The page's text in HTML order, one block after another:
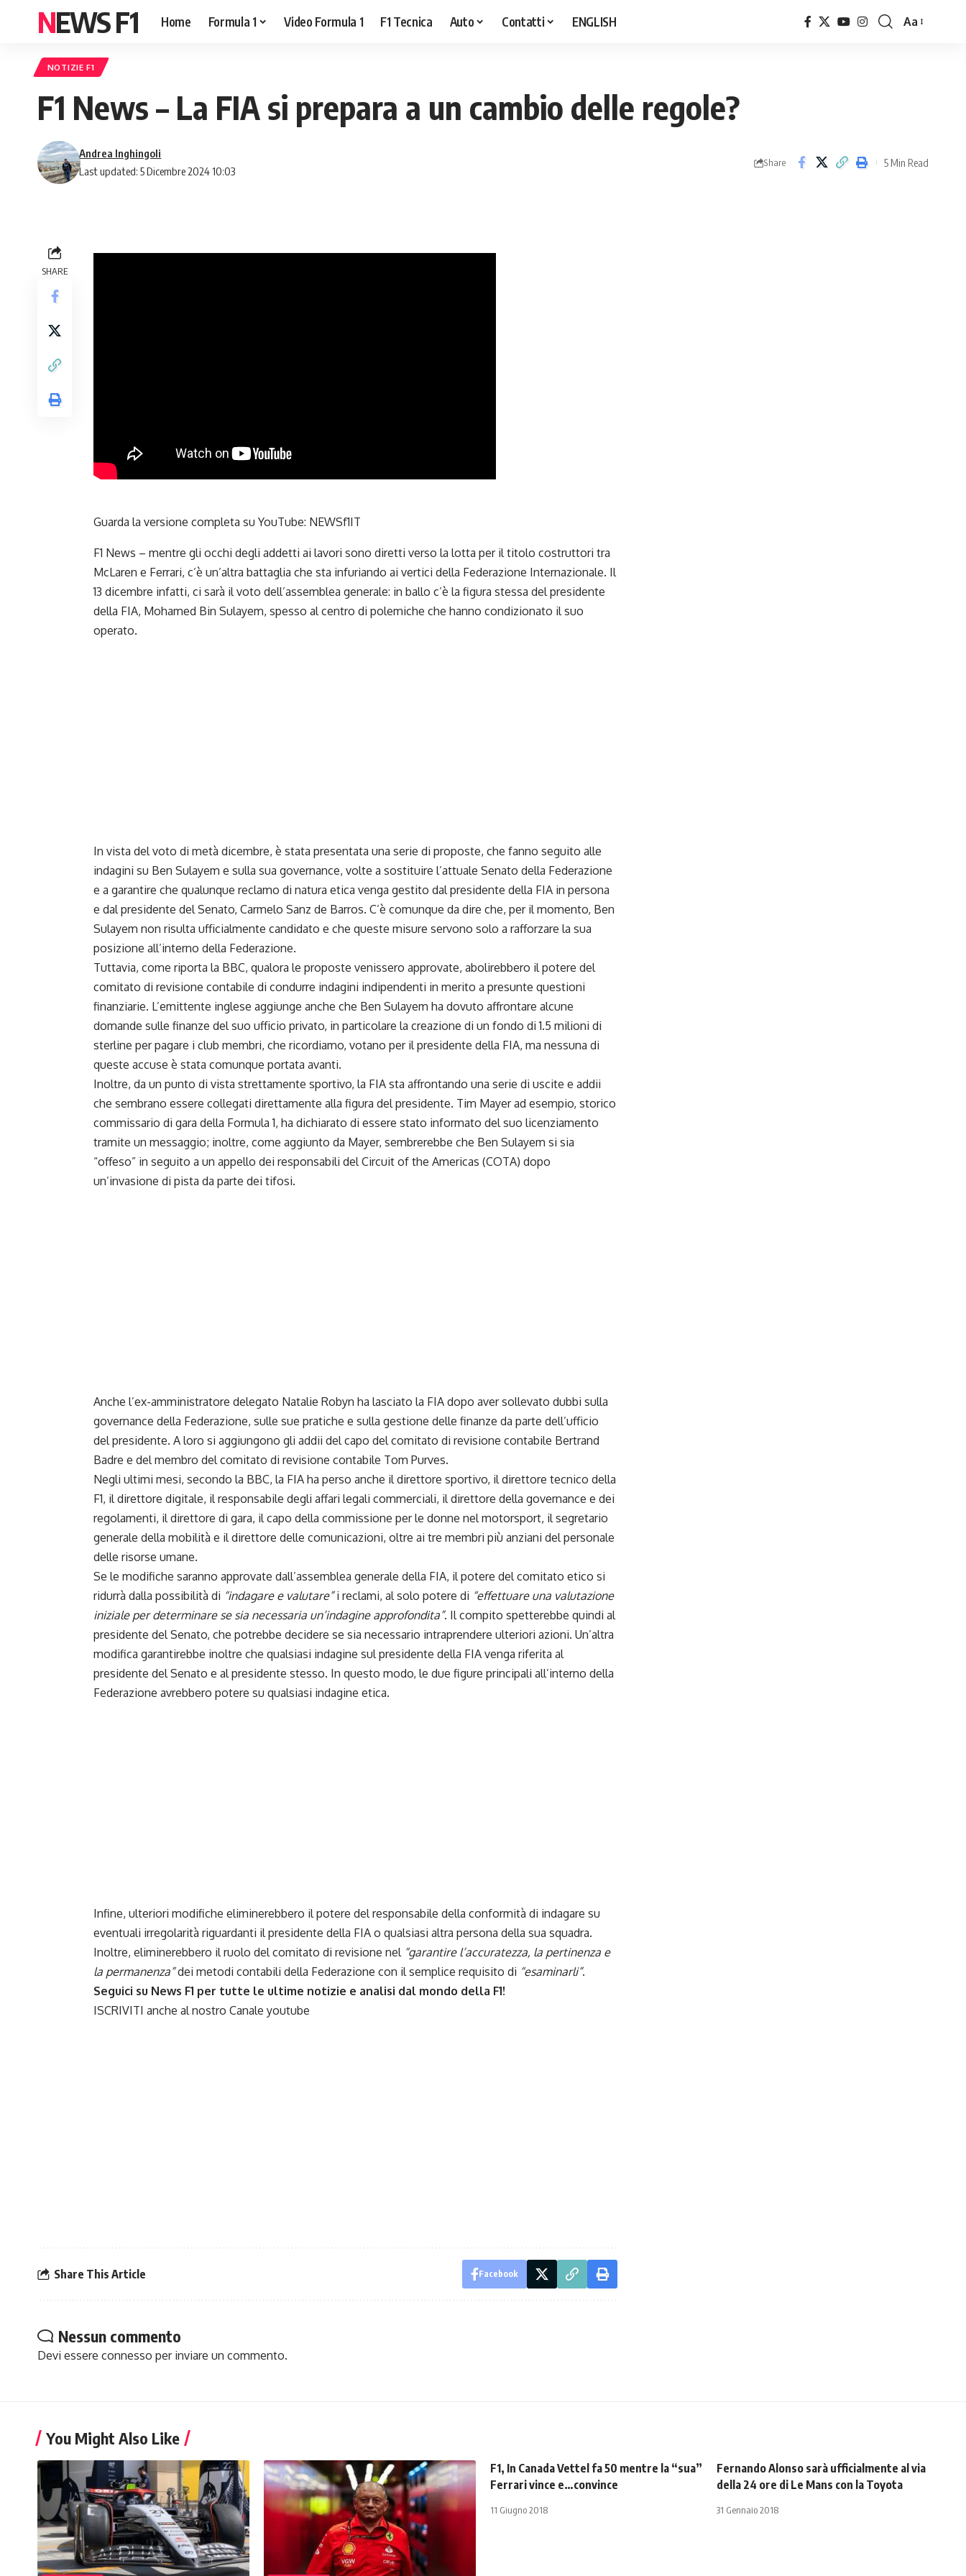
NEWS F1 Home Formula 1 Video Formula 1 F1 Tecnica Auto Contatti ENGLISH
Font
Aa
NOTIZIE F1
F1 News – La FIA si prepara a un cambio delle regole?
Last updated: 5 Dicembre 2024 10:03
Andrea Inghingoli
Share 5 Min Read
SHARE
Guarda la versione completa su YouTube: NEWSf1IT
F1 News – mentre gli occhi degli addetti ai lavori sono diretti verso la lotta per iltitolo costruttori tra
McLaren e Ferrari, c’è un’altra battaglia che sta infuriando ai vertici della Federazione Internazionale. Il
13 dicembre infatti, ci sarà il voto dell’assemblea generale: in ballo c’è la figura stessa del presidente
della FIA, Mohamed Bin Sulayem, spesso al centro di polemiche che hanno condizionato il suo
operato.
In vista del voto di metà dicembre, è stata presentata una serie di proposte, che fanno seguito alle
indagini su Ben Sulayem e sulla sua governance, volte a sostituire l’attuale Senato della Federazione
e a garantire che qualunque reclamo di natura etica venga gestito dal presidente della FIA in persona
e dal presidente del Senato, Carmelo Sanz de Barros. C’è comunque da dire che, per il momento, Ben
Sulayem non risulta ufficialmente candidato e che queste misure servono solo a rafforzare la sua
posizione all’interno della Federazione.
Tuttavia, come riporta la BBC, qualora le proposte venissero approvate, abolirebbero il potere del
comitato di revisione contabile di condurre indagini indipendenti in merito a presunte questioni
finanziarie. L’emittente inglese aggiunge anche che Ben Sulayem ha dovuto affrontare alcune
domande sulle finanze del suo ufficio privato, in particolare la creazione di un fondo di 1.5 milioni di
sterline per pagare i club membri, che ricordiamo, votano per il presidente della FIA, ma nessuna di
queste accuse è stata comunque portata avanti.
Inoltre, da un punto di vista strettamente sportivo, la FIA sta affrontando una serie di uscite e addii
che sembrano essere collegati direttamente alla figura del presidente. Tim Mayer ad esempio, storico
commissario di gara della Formula 1, ha dichiarato di essere stato informato del suo licenziamento
tramite un messaggio; inoltre, come aggiunto da Mayer, sembrerebbe che Ben Sulayem si sia
“offeso” in seguito a un appello dei responsabili del Circuit of the Americas (COTA) dopo
un’invasione di pista da parte dei tifosi.
Anche l’ex-amministratore delegato Natalie Robyn ha lasciato la FIA dopo aver sollevato dubbi sulla
governance della Federazione, sulle sue pratiche e sulla gestione delle finanze da parte dell’ufficio
del presidente. A loro si aggiungono gli addii del capo del comitato di revisione contabile Bertrand
Badre e del membro del comitato di revisione contabile Tom Purves.
Negli ultimi mesi, secondo la BBC, la FIA ha perso anche il direttore sportivo, il direttore tecnico della
F1, il direttore digitale, il responsabile degli affari legali commerciali, il direttore della governance e dei
regolamenti, il direttore di gara, il capo della commissione per le donne nel motorsport, il segretario
generale della mobilità e il direttore delle comunicazioni, oltre ai tre membri più anziani del personale
delle risorse umane.
Se le modifiche saranno approvate dall’assemblea generale della FIA, il potere del comitato etico si
ridurrà dalla possibilità di “indagare e valutare”i reclami, al solo potere di “effettuare una valutazione
iniziale per determinare se sia necessaria un’indagine approfondita”. Il compito spetterebbe quindi al
presidente del Senato, che potrebbe decidere se sia necessario intraprendere ulteriori azioni. Un’altra
modifica garantirebbe inoltre che qualsiasi indagine sul presidente della FIA venga riferita al
presidente del Senato e al presidente stesso. In questo modo, le due figure principali all’interno della
Federazione avrebbero potere su qualsiasi indagine etica.
Infine, ulteriori modifiche eliminerebbero il potere del responsabile della conformità di indagare su
eventuali irregolarità riguardanti il presidente della FIA o qualsiasi altra persona della sua squadra.
Inoltre, eliminerebbero il ruolo del comitato di revisione nel “garantire l’accuratezza, la pertinenza e
la permanenza”dei metodi contabili della Federazione con il semplice requisito di “esaminarli”.
Seguici su News F1 per tutte le ultime notizie e analisi dal mondo della F1!
ISCRIVITI anche al nostro Canale youtube
Share This Article Facebook
Nessun commento
Devi essere connesso per inviare un commento.
You Might Also Like
F1, In Canada Vettel fa 50 mentre la “sua”
Ferrari vince e…convince
11 Giugno 2018
Fernando Alonso sarà ufficialmente al via
della 24 ore di Le Mans con la Toyota
31 Gennaio 2018